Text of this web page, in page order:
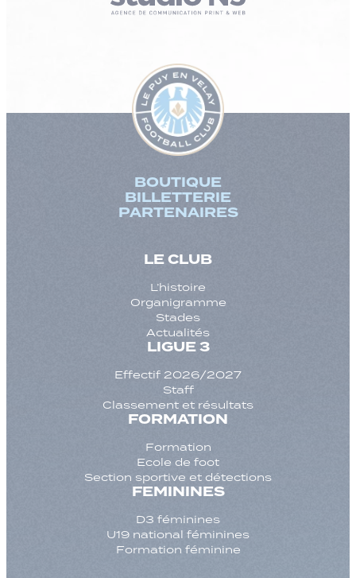
BOUTIQUE
BILLETTERIE
PARTENAIRES
LE CLUB
L’histoire
Organigramme
Stades
Actualités
LIGUE 3
Effectif 2026/2027
Staff
Classement et résultats
FORMATION
Formation
Ecole de foot
Section sportive et détections
FEMININES
D3 féminines
U19 national féminines
Formation féminine